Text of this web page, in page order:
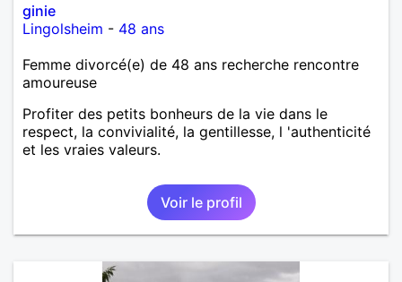
ginie
Lingolsheim - 48 ans
Femme divorcé(e) de 48 ans recherche rencontre
amoureuse
Profiter des petits bonheurs de la vie dans le
respect, la convivialité, la gentillesse, l 'authenticité
et les vraies valeurs.
Voir le profil